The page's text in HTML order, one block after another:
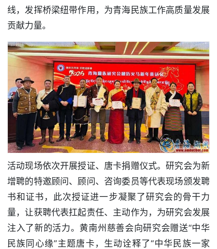
线，发挥桥梁纽带作用，为青海民族工作高质量发展
贡献力量。
活动现场依次开展授证、唐卡捐赠仪式。研究会为新
增聘的特邀顾问、顾问、咨询委员等代表现场颁发聘
书和证书，此次授证进一步凝聚了研究会的骨干力
量，让获聘代表扛起责任、主动作为，为研究会发展
注入了新的活力。黄南州慈善会向研究会赠送“中华
民族同心缘”主题唐卡，生动诠释了“中华民族一家